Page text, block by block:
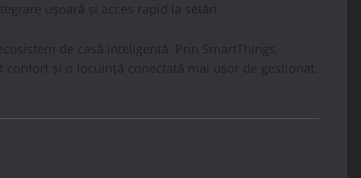
ușoară și acces rapid la setări.
de casă inteligentă. Prin SmartThings,
și o locuință conectată mai ușor de gestionat.